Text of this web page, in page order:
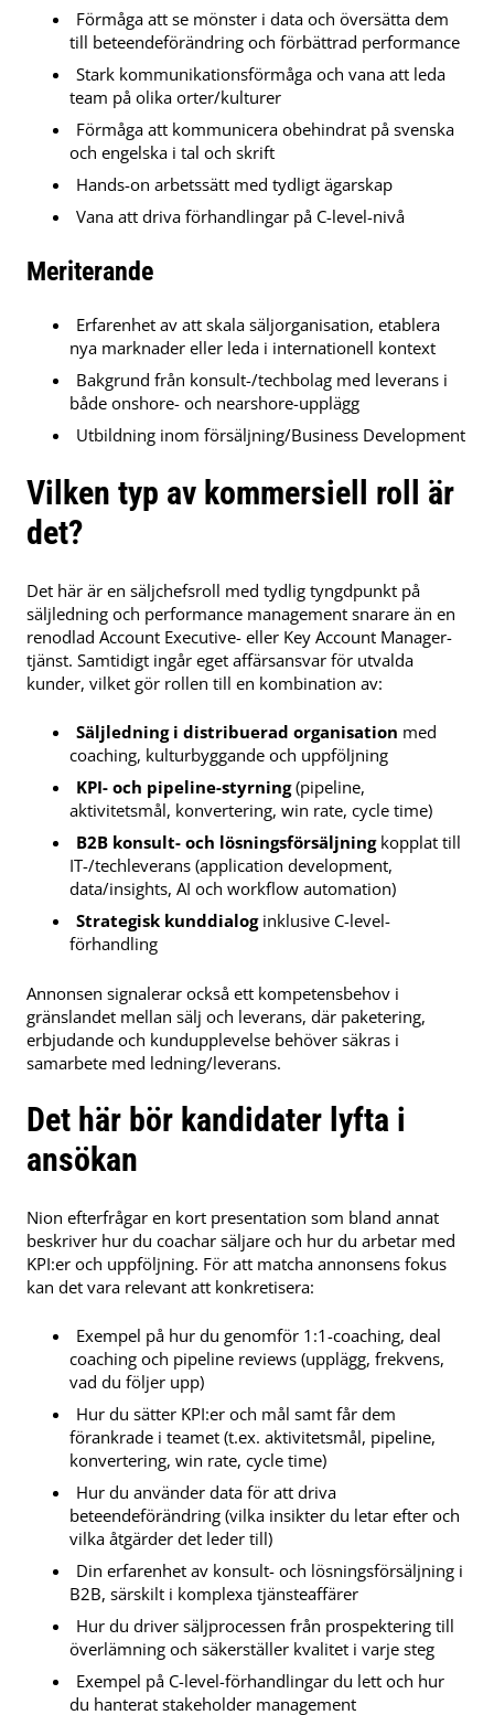
Förmåga att se mönster i data och översätta dem
till beteendeförändring och förbättrad performance
Stark kommunikationsförmåga och vana att leda
team på olika orter/kulturer
Förmåga att kommunicera obehindrat på svenska
och engelska i tal och skrift
Hands-on arbetssätt med tydligt ägarskap
Vana att driva förhandlingar på C-level-nivå
Meriterande
Erfarenhet av att skala säljorganisation, etablera
nya marknader eller leda i internationell kontext
Bakgrund från konsult-/techbolag med leverans i
både onshore- och nearshore-upplägg
Utbildning inom försäljning/Business Development
Vilken typ av kommersiell roll är
det?
Det här är en säljchefsroll med tydlig tyngdpunkt på
säljledning och performance management snarare än en
renodlad Account Executive- eller Key Account Manager-
tjänst. Samtidigt ingår eget affärsansvar för utvalda
kunder, vilket gör rollen till en kombination av:
Säljledning i distribuerad organisation med
coaching, kulturbyggande och uppföljning
KPI- och pipeline-styrning(pipeline,
aktivitetsmål, konvertering, win rate, cycle time)
B2B konsult- och lösningsförsäljningkopplat till
IT-/techleverans (application development,
data/insights, AI och workflow automation)
Strategisk kunddialoginklusive C-level-
förhandling
Annonsen signalerar också ett kompetensbehov i
gränslandet mellan sälj och leverans, där paketering,
erbjudande och kundupplevelse behöver säkras i
samarbete med ledning/leverans.
Det här bör kandidater lyfta i
ansökan
Nion efterfrågar en kort presentation som bland annat
beskriver hur du coachar säljare och hur du arbetar med
KPI:er och uppföljning. För att matcha annonsens fokus
kan det vara relevant att konkretisera:
Exempel på hur du genomför 1:1-coaching, deal
coaching och pipeline reviews (upplägg, frekvens,
vad du följer upp)
Hur du sätter KPI:er och mål samt får dem
förankrade i teamet (t.ex. aktivitetsmål, pipeline,
konvertering, win rate, cycle time)
Hur du använder data för att driva
beteendeförändring (vilka insikter du letar efter och
vilka åtgärder det leder till)
Din erfarenhet av konsult- och lösningsförsäljning i
B2B, särskilt i komplexa tjänsteaffärer
Hur du driver säljprocessen från prospektering till
överlämning och säkerställer kvalitet i varje steg
Exempel på C-level-förhandlingar du lett och hur
du hanterat stakeholder management